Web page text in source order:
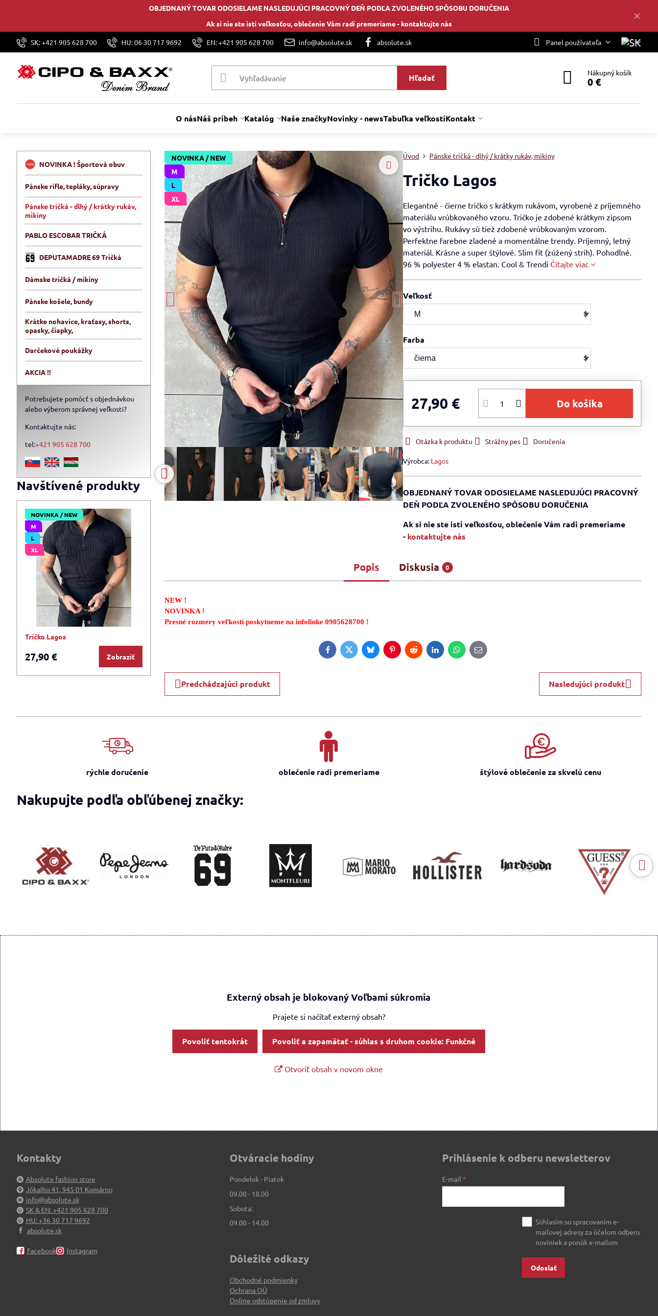
✕
OBJEDNANÝ TOVAR ODOSIELAME NASLEDUJÚCI PRACOVNÝ DEŇ PODĽA ZVOLENÉHO SPÔSOBU DORUČENIA
Ak si nie ste istí veľkosťou, oblečenie Vám radi premeriame - kontaktujte nás
SK: +421 905 628 700 HU: 06 30 717 9692 EN: +421 905 628 700 info@absolute.sk absolute.sk Panel používateľa
Hľadať Nákupný košík
0 €
O násNáš príbeh Katalóg Naše značkyNovinky - newsTabuľka veľkostíKontakt
NOVINKA / NEW
M
L
XL
Úvod Pánske tričká - dlhý / krátky rukáv, mikiny
Tričko Lagos
Elegantné - čierne tričko s krátkym rukávom, vyrobené z príjemného
materiálu vrúbkovaného vzoru. Tričko je zdobené krátkym zipsom
vo výstrihu. Rukávy sú tiež zdobené vrúbkovaným vzorom.
Perfektne farebne zladené a momentálne trendy. Príjemný, letný
materiál. Krásne a super štýlové. Slim fit (zúžený strih). Pohodlné.
96 % polyester 4 % elastan. Cool & Trendi Čítajte viac
Veľkosť
Farba
27,90 € Do košíka
Otázka k produktu Strážny pes Doručenia
Výrobca: Lagos
OBJEDNANÝ TOVAR ODOSIELAME NASLEDUJÚCI PRACOVNÝ
DEŇ PODĽA ZVOLENÉHO SPÔSOBU DORUČENIA
Ak si nie ste istí veľkosťou, oblečenie Vám radi premeriame
- kontaktujte nás
Popis Diskusia 0
NEW !
NOVINKA !
Presné rozmery veľkostí poskytneme na infolinke 0905628700 !
FacebookTwitterBlueskyPinterestRedditLinkedInWhatsApp
E-
mail
Predchádzajúci produkt Nasledujúci produkt
NOVINKA ! Športová obuv
Pánske rifle, tepláky, súpravy
Pánske tričká - dlhý / krátky rukáv,
mikiny
PABLO ESCOBAR TRIČKÁ
DEPUTAMADRE 69 Tričká
Dámske tričká / mikiny
Pánske košele, bundy
Krátke nohavice, kraťasy, shorts,
opasky, čiapky,
Darčekové poukážky
AKCIA !!
Potrebujete pomôcť s objednávkou
alebo výberom správnej veľkosti?
Kontaktujte nás:
tel:+421 905 628 700
Navštívené produkty
NOVINKA / NEW
M
L
XL
Tričko Lagos
27,90 € Zobraziť
rýchle doručenie oblečenie radi premeriame štýlové oblečenie za skvelú cenu
Nakupujte podľa obľúbenej značky:
Externý obsah je blokovaný Voľbami súkromia
Prajete si načítať externý obsah?
Povoliť tentokrát Povoliť a zapamätať - súhlas s druhom cookie: Funkčné
Otvoriť obsah v novom okne
Kontakty
Absolute fashion store
Jókaiho 41, 945 01 Komárno
info@absolute.sk
SK & EN: +421 905 628 700
HU: +36 30 717 9692
absolute.sk
Facebook Instagram
Otváracie hodiny
Pondelok - Piatok
09.00 - 18.00
Sobota:
09.00 - 14.00
Dôležité odkazy
Obchodné podmienky
Ochrana OÚ
Online odstúpenie od zmluvy
Prihlásenie k odberu newsletterov
E-mail*
Súhlasím so spracovaním e-
mailovej adresy za účelom odberu
noviniek a ponúk e-mailom
Odoslať